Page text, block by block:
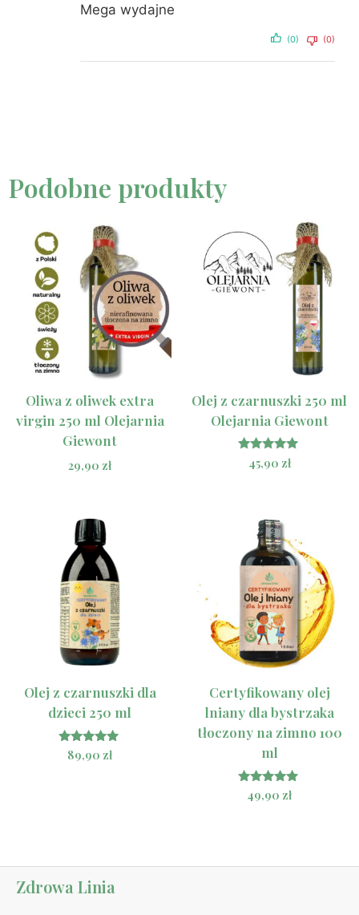
Mega wydajne
(0) (0)
Podobne produkty
Oliwa z oliwek extra
virgin 250 ml Olejarnia
Giewont
29,90 zł
Olej z czarnuszki 250 ml
Olejarnia Giewont
Oceniono
5.00
45,90 zł
Olej z czarnuszki dla
dzieci 250 ml
Oceniono
5.00
89,90 zł
Certyfikowany olej
lniany dla bystrzaka
tłoczony na zimno 100
ml
Oceniono
5.00
49,90 zł
Zdrowa Linia